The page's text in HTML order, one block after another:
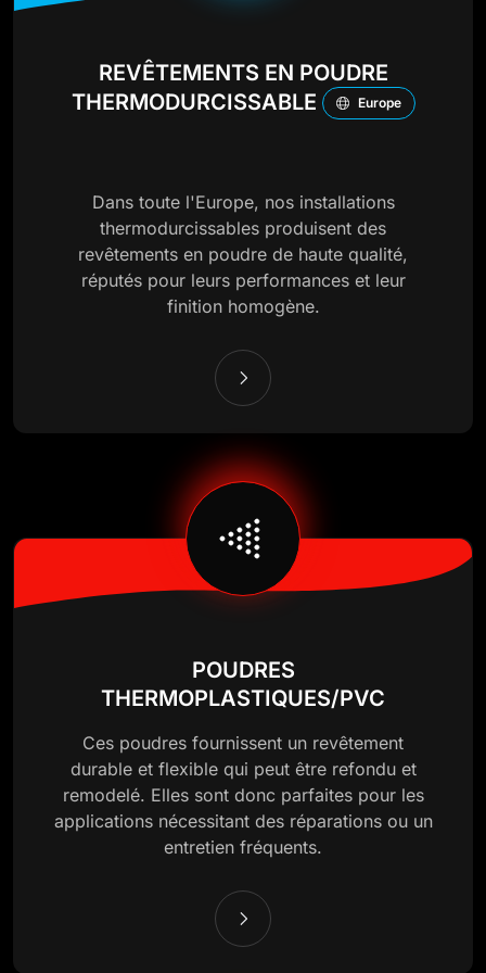
REVÊTEMENTS EN POUDRE
THERMODURCISSABLE
Europe
Dans toute l'Europe, nos installations
thermodurcissables produisent des
revêtements en poudre de haute qualité,
réputés pour leurs performances et leur
finition homogène.
POUDRES
THERMOPLASTIQUES/PVC
Ces poudres fournissent un revêtement
durable et flexible qui peut être refondu et
remodelé. Elles sont donc parfaites pour les
applications nécessitant des réparations ou un
entretien fréquents.